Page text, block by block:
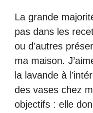
La grande
pas dans les
ou d’autres
ma maison.
la lavande à
des vases chez
objectifs : elle